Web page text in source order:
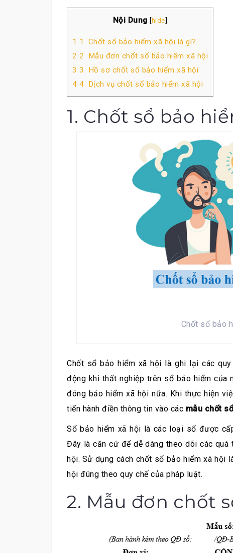
Nội Dung [hide]
1 1. Chốt sổ bảo hiểm xã hội là gì?
2 2. Mẫu đơn chốt sổ bảo hiểm xã hội
3 3. Hồ sơ chốt sổ bảo hiểm xã hội
4 4. Dịch vụ chốt sổ bảo hiểm xã hội
1. Chốt sổ bảo
Chốt sổ bảo
Chốt sổ bảo hiểm xã hội là ghi lại các
động khi thất nghiệp trên sổ bảo hiểm của
đóng bảo hiểm xã hội nữa. Khi thực hiện
tiến hành điền thông tin vào các mẫu chốt
Sổ bảo hiểm xã hội là các loại sổ được
Đây là căn cứ để dễ dàng theo dõi các quá
hội. Sử dụng cách chốt sổ bảo hiểm xã hội
hội đúng theo quy chế của pháp luật.
2. Mẫu đơn chốt